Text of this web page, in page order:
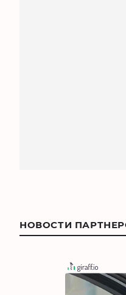
НОВОСТИ